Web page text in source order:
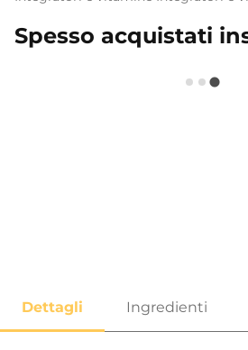
Spesso acquistati